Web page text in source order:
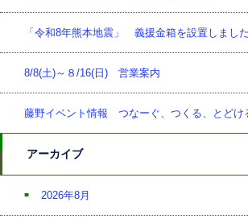
「令和8年熊本地震」 義援金箱を設置しました
8/8(土)～８/16(日) 営業案内
藤野イベント情報 つなーぐ、つくる、とどけ
アーカイブ
2026年8月